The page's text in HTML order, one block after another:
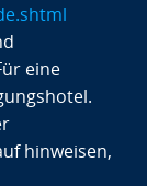
eine
hinweisen,